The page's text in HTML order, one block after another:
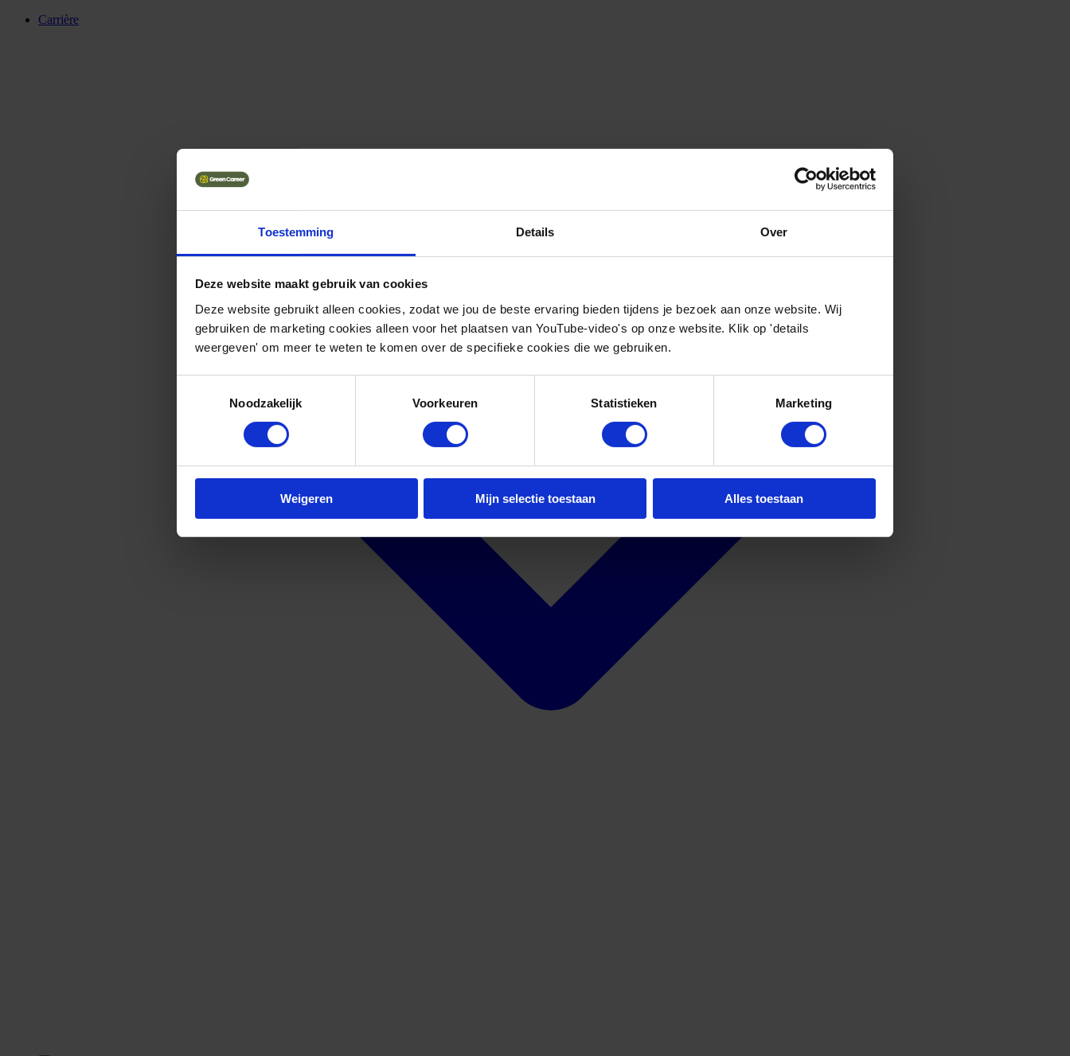
Toestemming Details Over
Deze website maakt gebruik van cookies
Deze website gebruikt alleen cookies, zodat we jou de beste ervaring bieden tijdens je bezoek aan onze website. Wij
gebruiken de marketing cookies alleen voor het plaatsen van YouTube-video's op onze website. Klik op 'details
weergeven' om meer te weten te komen over de specifieke cookies die we gebruiken.
Noodzakelijk
Voorkeuren Statistieken Marketing
Weigeren Mijn selectie toestaan Alles toestaan
Carrière